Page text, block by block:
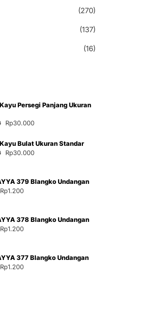
(270)
(137)
(16)
Persegi Panjang Ukuran
Harga
adalah:
Rp35.000.
Rp30.000
ini
Bulat Ukuran Standar
Harga
Rp35.000.
Rp30.000
adalah:
379 Blangko Undangan
Harga
Rp1.200
adalah:
378 Blangko Undangan
Harga
Rp1.200
adalah:
377 Blangko Undangan
Harga
Rp1.200